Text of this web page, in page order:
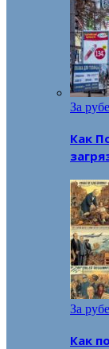
За
Как
За
Как